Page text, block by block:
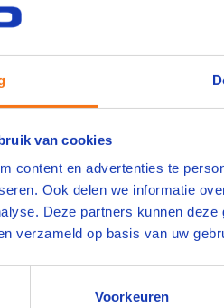
van cookies
content en advertenties te
Ook delen we informatie
Deze partners kunnen
verzameld op basis van uw
Voorkeuren
weet je zeker
opleidingen